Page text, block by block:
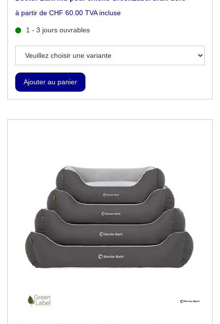
à partir de CHF 60.00 TVA incluse
1 - 3 jours ouvrables